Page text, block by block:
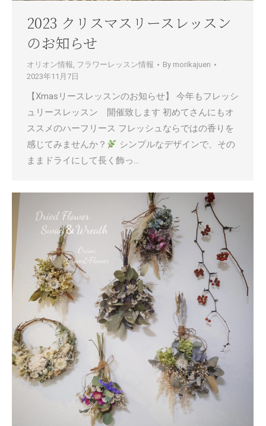
2023 クリスマスリースレッスン
のお知らせ
オリオン情報, フラワーレッスン情報 By morikajuen
2023年11月7日
【Xmasリースレッスンのお知らせ】 今年もフレッシ
ュリースレッスン 開催致します 初めてさんにもオ
ススメのハーフリース フレッシュならではの香りを
感じてみませんか？
シンプルなデザインで、その
ままドライにして長く飾っ…